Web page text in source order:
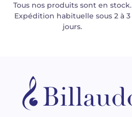
Tous nos produits sont en stock.
Expédition habituelle sous 2 à 3
jours.